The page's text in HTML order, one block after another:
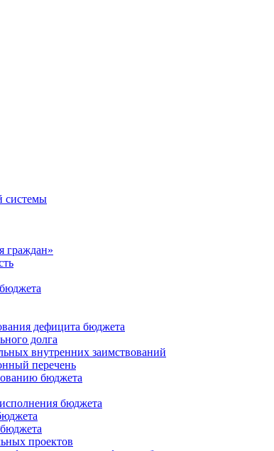
системы
граждан»
дефицита бюджета
долга
внутренних заимствований
перечень
бюджета
бюджета
проектов